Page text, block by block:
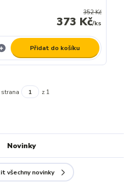
352 Kč
373 Kč/ks
Přidat do košíku
strana z 1
Novinky
všechny novinky